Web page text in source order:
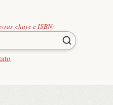
chave e ISBN: